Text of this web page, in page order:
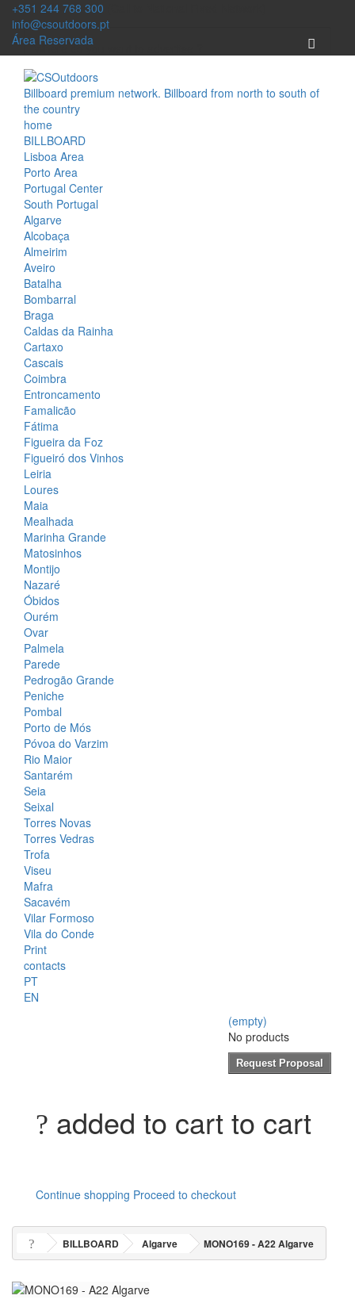
+351 244 768 300
info@csoutdoors.pt
Área Reservada
Billboard premium network. Billboard from north to south of
the country
home
BILLBOARD
Lisboa Area
Porto Area
Portugal Center
South Portugal
Algarve
Alcobaça
Almeirim
Aveiro
Batalha
Bombarral
Braga
Caldas da Rainha
Cartaxo
Cascais
Coimbra
Entroncamento
Famalicão
Fátima
Figueira da Foz
Figueiró dos Vinhos
Leiria
Loures
Maia
Mealhada
Marinha Grande
Matosinhos
Montijo
Nazaré
Óbidos
Ourém
Ovar
Palmela
Parede
Pedrogão Grande
Peniche
Pombal
Porto de Mós
Póvoa do Varzim
Rio Maior
Santarém
Seia
Seixal
Torres Novas
Torres Vedras
Trofa
Viseu
Mafra
Sacavém
Vilar Formoso
Vila do Conde
Print
contacts
PT
EN
(empty)
No products
Request Proposal
added to cart to cart
Continue shopping Proceed to checkout
BILLBOARD Algarve MONO169 - A22 Algarve